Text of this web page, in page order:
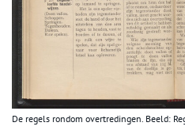
De regels rondom overtredingen. Beeld: